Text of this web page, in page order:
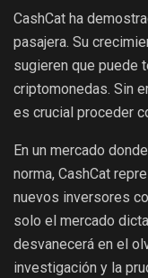
CashCat ha
pasajera. Su
sugieren que puede
criptomonedas. Sin
es crucial proceder
En un mercado
norma, CashCat
nuevos inversores
solo el mercado
desvanecerá en el
investigación y la